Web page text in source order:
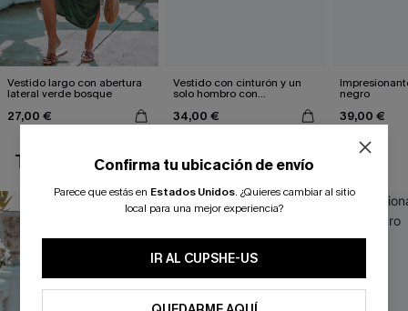
Vestido largo con abertura
lateral verde bosque
27,00 €
Vestido con cinturón y un
solo hombro con
34,00 €
negro
39,00 €
TAMBIÉN TE PUEDE GUSTAR
Confirma tu ubicación de envío
Parece que estás en Estados Unidos. ¿Quieres cambiar al sitio
local para una mejor experiencia?
IR AL CUPSHE-US